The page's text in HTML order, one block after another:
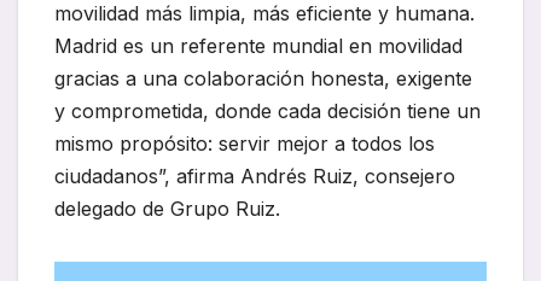
movilidad más limpia, más eficiente y humana.
Madrid es un referente mundial en movilidad
gracias a una colaboración honesta, exigente
y comprometida, donde cada decisión tiene un
mismo propósito: servir mejor a todos los
ciudadanos”, afirma Andrés Ruiz, consejero
delegado de Grupo Ruiz.